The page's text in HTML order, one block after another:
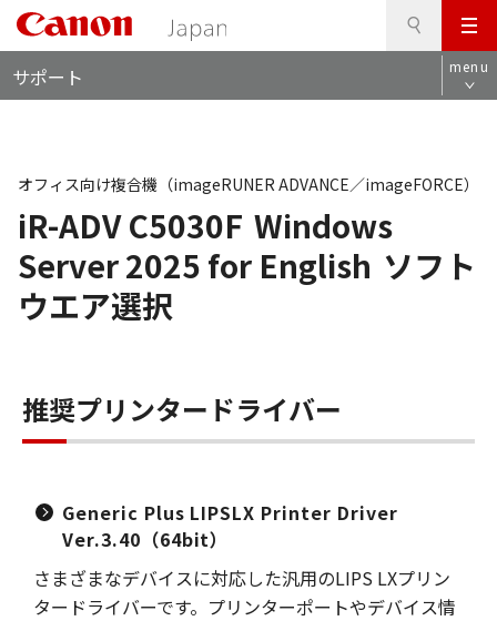
メ
ニ
ュ
サポート menu
iR-ADV C5030F Windows
Server 2025 for English ソフト
ウエア選択
オフィス向け複合機（imageRUNER ADVANCE／imageFORCE）
推奨プリンタードライバー
Generic Plus LIPSLX Printer Driver
Ver.3.40（64bit）
さまざまなデバイスに対応した汎用のLIPS LXプリン
タードライバーです。プリンターポートやデバイス情